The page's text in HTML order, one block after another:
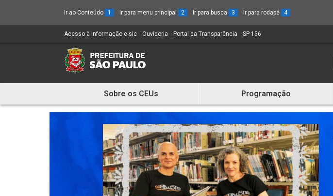
Ir ao Conteúdo 1 Ir para menu principal 2 Ir para busca 3 Ir para rodapé 4
Acesso à informação e-sic (Link
um
novo
Ouvidoria (Link
Portal da Transparência (Link
SP 156
e
Sobre os CEUs Programação